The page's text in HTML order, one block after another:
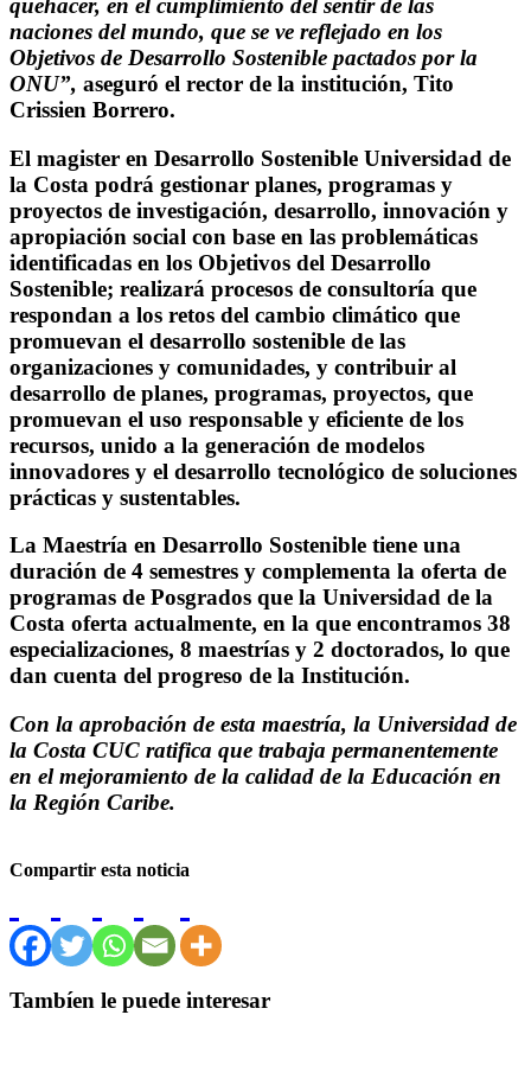
quehacer, en el cumplimiento del sentir de las
naciones del mundo, que se ve reflejado en los
Objetivos de Desarrollo Sostenible pactados por la
ONU”, aseguró el rector de la institución, Tito
Crissien Borrero.
El magister en Desarrollo Sostenible Universidad de
la Costa podrá gestionar planes, programas y
proyectos de investigación, desarrollo, innovación y
apropiación social con base en las problemáticas
identificadas en los Objetivos del Desarrollo
Sostenible; realizará procesos de consultoría que
respondan a los retos del cambio climático que
promuevan el desarrollo sostenible de las
organizaciones y comunidades, y contribuir al
desarrollo de planes, programas, proyectos, que
promuevan el uso responsable y eficiente de los
recursos, unido a la generación de modelos
innovadores y el desarrollo tecnológico de soluciones
prácticas y sustentables.
La Maestría en Desarrollo Sostenible tiene una
duración de 4 semestres y complementa la oferta de
programas de Posgrados que la Universidad de la
Costa oferta actualmente, en la que encontramos 38
especializaciones, 8 maestrías y 2 doctorados, lo que
dan cuenta del progreso de la Institución.
Con la aprobación de esta maestría, la Universidad de
la Costa CUC ratifica que trabaja permanentemente
en el mejoramiento de la calidad de la Educación en
la Región Caribe.
Compartir esta noticia
Tambíen le puede interesar